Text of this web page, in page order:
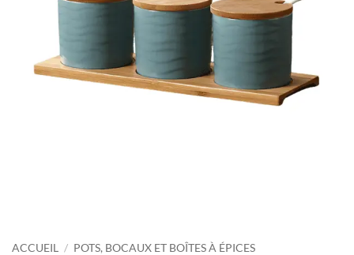
ACCUEIL / POTS, BOCAUX ET BOÎTES À ÉPICES